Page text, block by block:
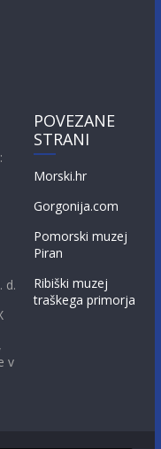
d.
v
POVEZANE
STRANI
Morski.hr
Gorgonija.com
Pomorski muzej
Piran
Ribiški muzej
traškega primorja